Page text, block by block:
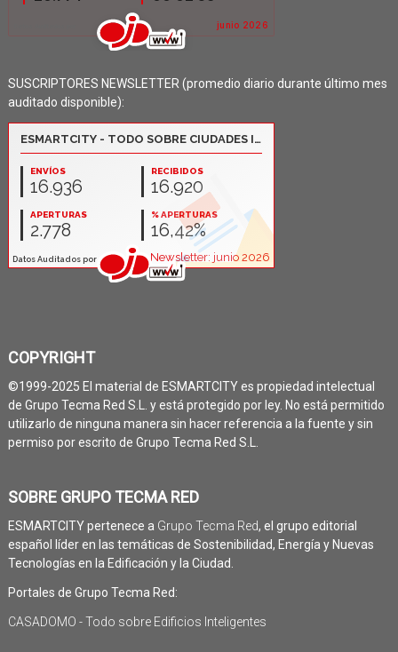
SUSCRIPTORES NEWSLETTER (promedio diario durante último mes
auditado disponible):
COPYRIGHT
©1999-2025 El material de ESMARTCITY es propiedad intelectual
de Grupo Tecma Red S.L. y está protegido por ley. No está permitido
utilizarlo de ninguna manera sin hacer referencia a la fuente y sin
permiso por escrito de Grupo Tecma Red S.L.
SOBRE GRUPO TECMA RED
ESMARTCITY pertenece a Grupo Tecma Red, el grupo editorial
español líder en las temáticas de Sostenibilidad, Energía y Nuevas
Tecnologías en la Edificación y la Ciudad.
Portales de Grupo Tecma Red:
CASADOMO - Todo sobre Edificios Inteligentes